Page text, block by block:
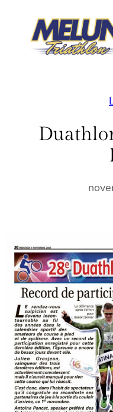
contenu